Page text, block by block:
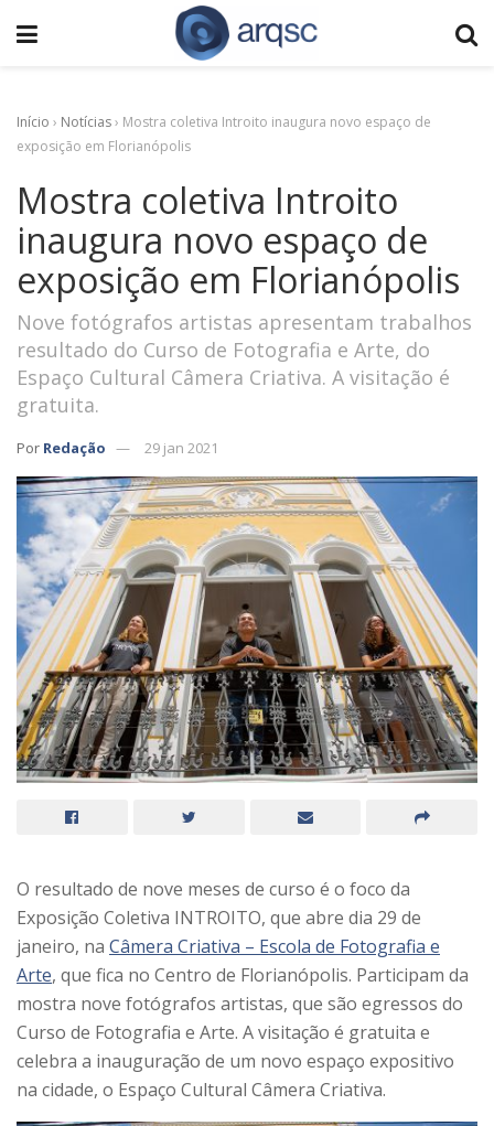
Início › Notícias› Mostra coletiva Introito inaugura novo espaço de
exposição em Florianópolis
Mostra coletiva Introito
inaugura novo espaço de
exposição em Florianópolis
Nove fotógrafos artistas apresentam trabalhos
resultado do Curso de Fotografia e Arte, do
Espaço Cultural Câmera Criativa. A visitação é
gratuita.
Por Redação 29 jan 2021
O resultado de nove meses de curso é o foco da
Exposição Coletiva INTROITO, que abre dia 29 de
janeiro, na Câmera Criativa – Escola de Fotografia e
Arte, que fica no Centro de Florianópolis. Participam da
mostra nove fotógrafos artistas, que são egressos do
Curso de Fotografia e Arte. A visitação é gratuita e
celebra a inauguração de um novo espaço expositivo
na cidade, o Espaço Cultural Câmera Criativa.